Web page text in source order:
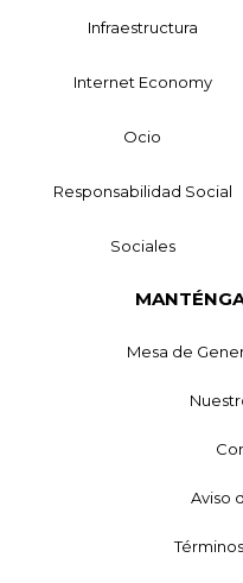
Infraestructura
Internet Economy
Ocio
Responsabilidad Social
Sociales
Mesa de
Aviso